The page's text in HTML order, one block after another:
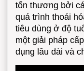
tổn thương bởi
quá trình thoái
tiêu dùng ở độ
một giải pháp
dụng lâu dài và